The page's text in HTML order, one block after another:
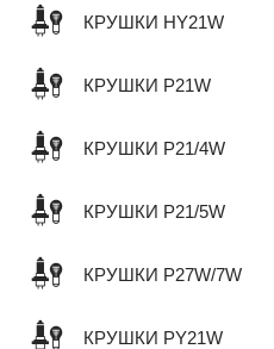
КРУШКИ HY21W
КРУШКИ P21W
КРУШКИ P21/4W
КРУШКИ P21/5W
КРУШКИ P27W/7W
КРУШКИ PY21W